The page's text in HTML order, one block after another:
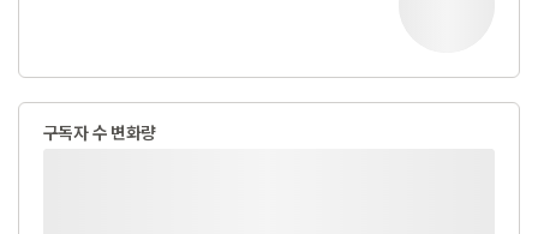
구독자 수 변화량